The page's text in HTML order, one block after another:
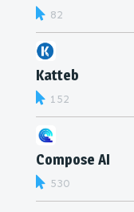
82
Katteb
152
Compose AI
530